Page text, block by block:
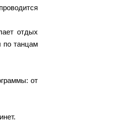
отдых
по танцам
от